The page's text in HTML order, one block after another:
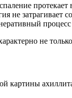
протекает
не затрагивает
не
картины